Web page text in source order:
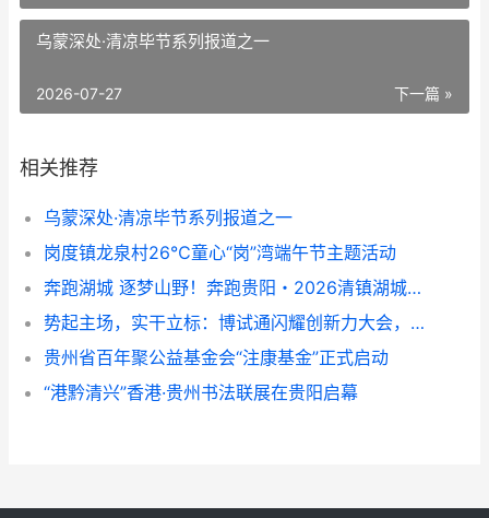
乌蒙深处·清凉毕节系列报道之一
下一篇 »
2026-07-27
相关推荐
乌蒙深处·清凉毕节系列报道之一
岗度镇龙泉村26℃童心“岗”湾端午节主题活动
奔跑湖城 逐梦山野！奔跑贵阳・2026清镇湖城亚高原越野赛成功举办
势起主场，实干立标：博试通闪耀创新力大会，从山东主场迈向行业标杆
贵州省百年聚公益基金会“注康基金”正式启动
“港黔清兴”香港·贵州书法联展在贵阳启幕